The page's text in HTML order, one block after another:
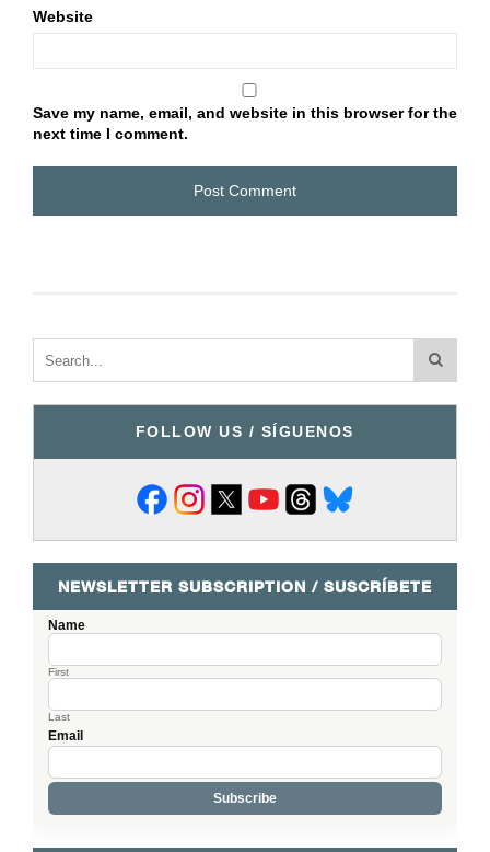
Website
Save my name, email, and website in this browser for the
next time I comment.
FOLLOW US / SÍGUENOS
NEWSLETTER SUBSCRIPTION / SUSCRÍBETE
Name
First
Last
Email